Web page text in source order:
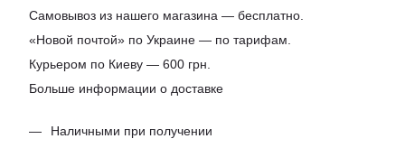
Самовывоз из нашего магазина — бесплатно.
«Новой почтой» по Украине — по тарифам.
Курьером по Киеву — 600 грн.
Больше информации о доставке
Наличными при получении